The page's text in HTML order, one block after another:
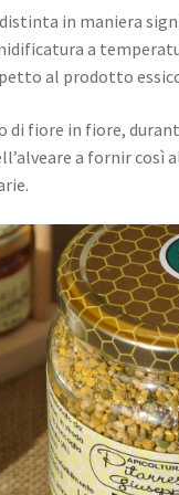
in maniera
a
al prodotto
di fiore in fiore,
a fornir così